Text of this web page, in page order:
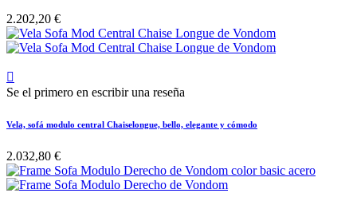
2.202,20 €

Se el primero en escribir una reseña
Vela, sofá modulo central Chaiselongue, bello, elegante y cómodo
2.032,80 €